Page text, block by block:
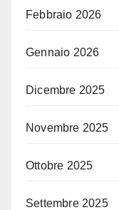
Febbraio 2026
Gennaio 2026
Dicembre 2025
Novembre 2025
Ottobre 2025
Settembre 2025